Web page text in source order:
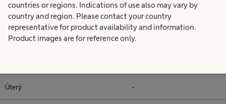
countries or regions. Indications of use also may vary by
country and region. Please contact your country
representative for product availability and information.
Product images are for reference only.
Ordinační doba
Ultrazvuková ambulance
Úterý -